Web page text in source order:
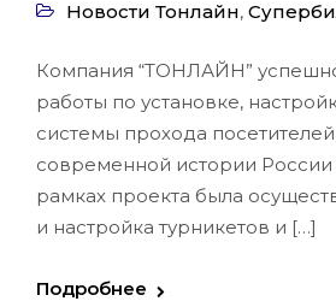
Новости Тонлайн,
Компания “ТОНЛАЙН”
работы по установке,
системы прохода
современной истории России
рамках проекта была
и настройка турникетов и […]
Подробнее